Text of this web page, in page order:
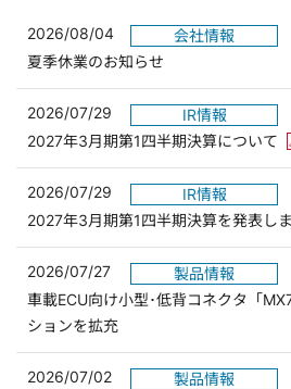
2026/08/04
会社情報
夏季休業のお知らせ
2026/07/29
IR情報
2027年3月期第1四半期決算について
2026/07/29
IR情報
2027年3月期第1四半期決算を発表し
2026/07/27
製品情報
車載ECU向け小型･低背コネクタ「
ションを拡充
2026/07/02
製品情報